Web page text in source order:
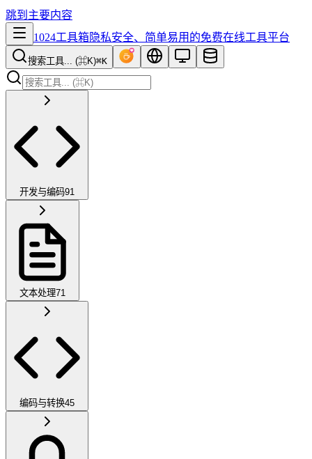
跳到主要内容
1024工具箱隐私安全、简单易用的免费在线工具平台
搜索工具... (⌘K)⌘K
开发与编码91
文本处理71
编码与转换45